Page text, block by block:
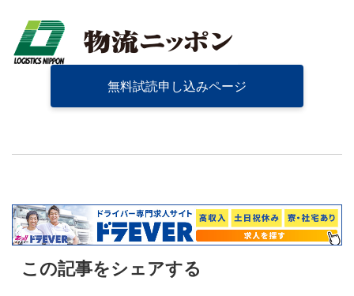
無料試読申し込みページ
この記事をシェアする